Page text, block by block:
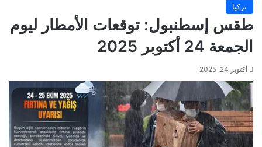
تركيا
طقس إسطنبول: توقعات الأمطار ليوم
الجمعة 24 أكتوبر 2025
أكتوبر 24, 2025